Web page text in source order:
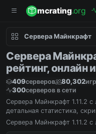
mcrating.org
Сервера Майнкрафт
Сервера
рейтинг, онлайн
409серверов 80,302
300серверов в сети
Сервера Майнкрафт 1.11.2
детальная статистика,
Сервера Майнкрафт 1.11.2